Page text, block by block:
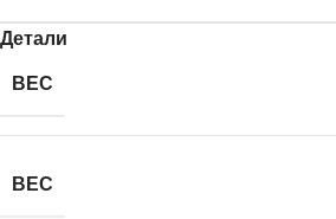
Детали
ВЕС
ВЕС